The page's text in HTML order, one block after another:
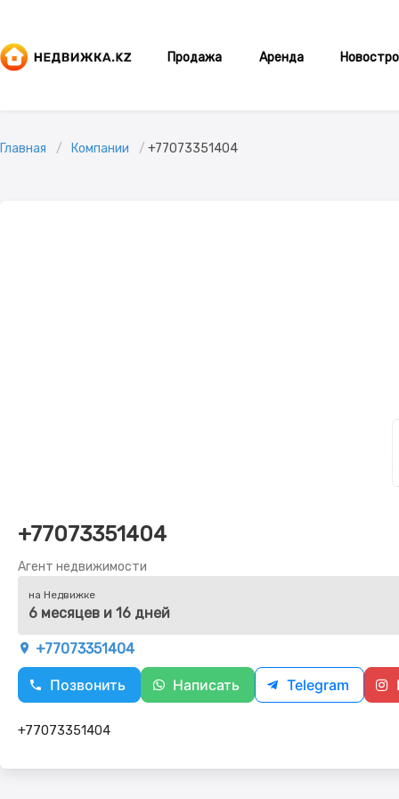
Продажа Аренда
Главная Компании +77073351404
+77073351404
Агент недвижимости
на Недвижке
6 месяцев и 16 дней
+77073351404
Позвонить Написать Telegram